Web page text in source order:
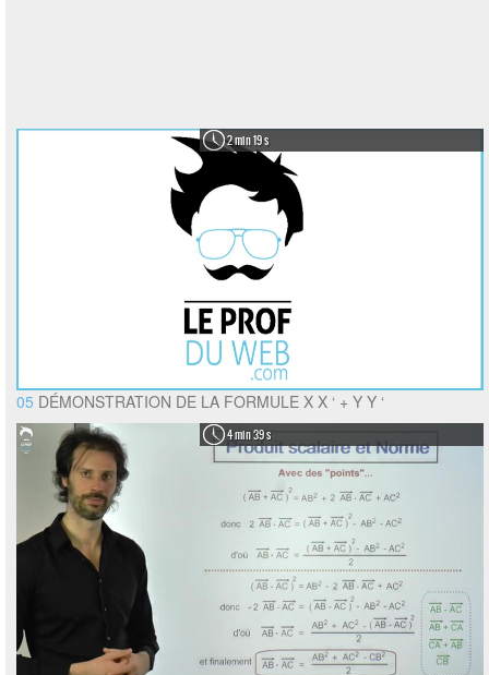
2 min 19 s
05 DÉMONSTRATION DE LA FORMULE X X ‘ + Y Y ‘
4 min 39 s